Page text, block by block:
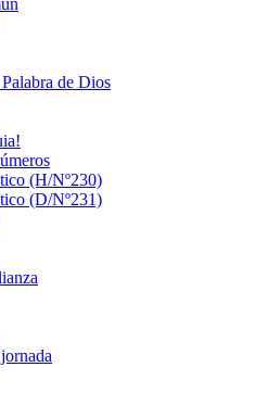
de Dios
(H/Nº230)
(D/Nº231)